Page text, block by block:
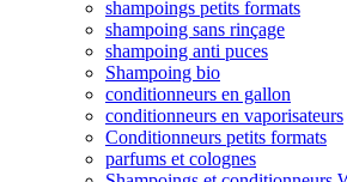
shampoings petits formats
shampoing sans rinçage
shampoing anti puces
Shampoing bio
conditionneurs en gallon
conditionneurs en vaporisateurs
Conditionneurs petits formats
parfums et colognes